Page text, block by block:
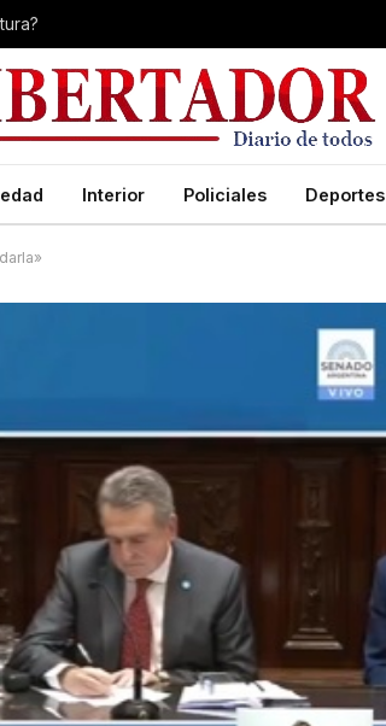
Interior Policiales Deportes